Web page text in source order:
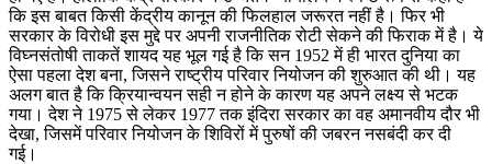
कि इस बाबत किसी केंद्रीय कानून की फिलहाल जरूरत नहीं है। फिर भी
सरकार के विरोधी इस मुद्दे पर अपनी राजनीतिक रोटी सेकने की फिराक में है। ये
विघ्नसंतोषी ताकतें शायद यह भूल गई है कि सन 1952 में ही भारत दुनिया का
ऐसा पहला देश बना, जिसने राष्ट्रीय परिवार नियोजन की शुरुआत की थी। यह
अलग बात है कि क्रियान्वयन सही न होने के कारण यह अपने लक्ष्य से भटक
गया। देश ने 1975 से लेकर 1977 तक इंदिरा सरकार का वह अमानवीय दौर भी
देखा, जिसमें परिवार नियोजन के शिविरों में पुरुषों की जबरन नसबंदी कर दी
गई।